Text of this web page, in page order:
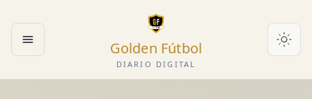
Abrir menú Golden Fútbol
DIARIO DIGITAL